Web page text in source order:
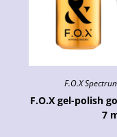
F.O.X
F.O.X gel-polish
7